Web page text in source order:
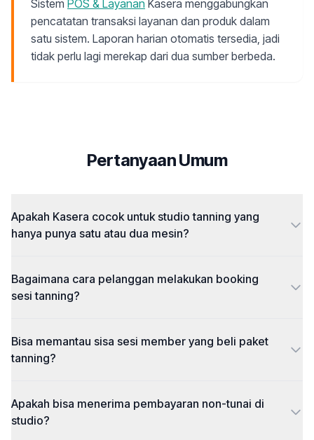
Sistem POS & Layanan Kasera menggabungkan
pencatatan transaksi layanan dan produk dalam
satu sistem. Laporan harian otomatis tersedia, jadi
tidak perlu lagi merekap dari dua sumber berbeda.
Pertanyaan Umum
Apakah Kasera cocok untuk studio tanning yang
hanya punya satu atau dua mesin?
Bagaimana cara pelanggan melakukan booking
sesi tanning?
Bisa memantau sisa sesi member yang beli paket
tanning?
Apakah bisa menerima pembayaran non-tunai di
studio?